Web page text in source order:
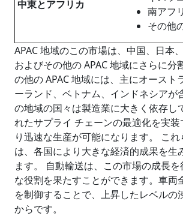
中東とアフリカ
南アフ
その他
APAC 地域のこの市場は、中国、日本
およびその他の APAC 地域にさらに分
の他の APAC 地域には、主にオースト
ーランド、ベトナム、インドネシアが
の地域の国々は製造業に大きく依存し
れたサプライ チェーンの最適化を実装
り迅速な生産が可能になります。 こ
は、各国により大きな経済的成果を生
ます。 自動輸送は、この市場の成長
な役割を果たすことができます。車両
を制御することで、上昇したレベルの
からです。